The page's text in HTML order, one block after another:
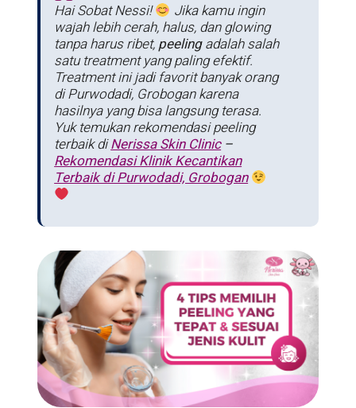
Hai Sobat Nessi!
Jika kamu ingin
wajah lebih cerah, halus, dan glowing
tanpa harus ribet,peelingadalah salah
satu treatment yang paling efektif.
Treatment ini jadi favorit banyak orang
di Purwodadi, Grobogan karena
hasilnya yang bisa langsung terasa.
Yuk temukan rekomendasi peeling
terbaik diNerissa Skin Clinic–
Rekomendasi Klinik Kecantikan
Terbaik di Purwodadi, Grobogan